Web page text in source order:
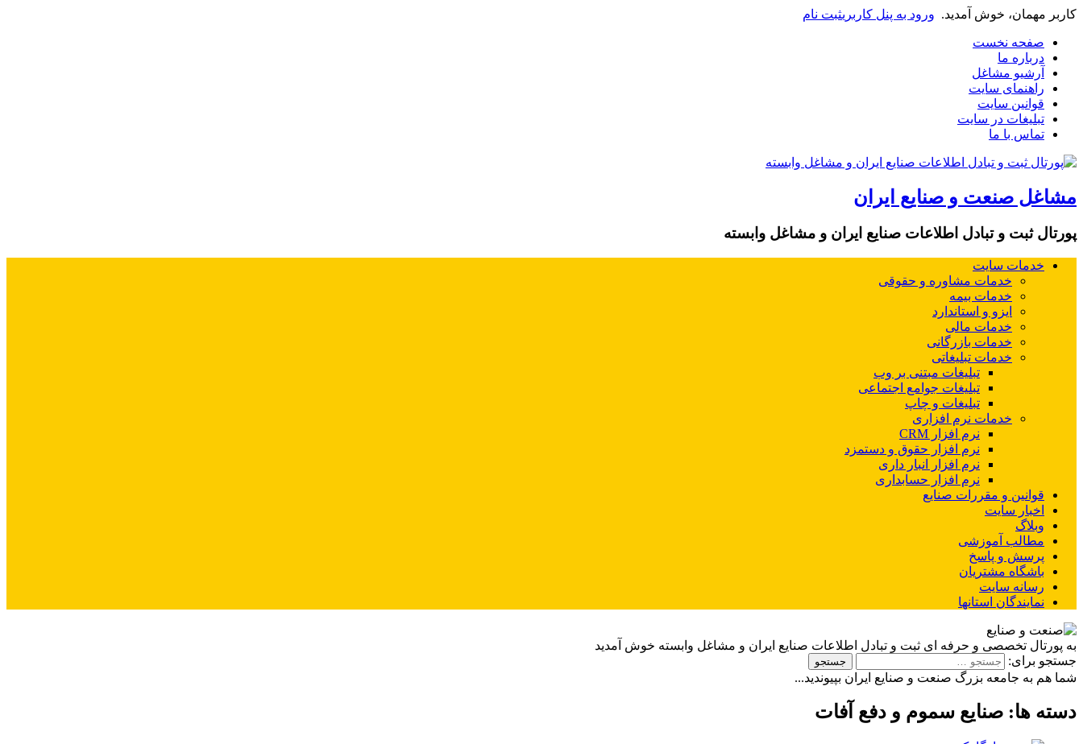
کاربر مهمان، خوش آمدید. ورود به پنل کاربریثبت نام
صفحه نخست
درباره ما
آرشیو مشاغل
راهنمای سایت
قوانین سایت
تبلیغات در سایت
تماس با ما
مشاغل صنعت و صنایع ایران
پورتال ثبت و تبادل اطلاعات صنایع ایران و مشاغل وابسته
خدمات سایت
خدمات مشاوره و حقوقی
خدمات بیمه
ایزو و استاندارد
خدمات مالی
خدمات بازرگانی
خدمات تبلیغاتی
تبلیغات مبتنی بر وب
تبلیغات جوامع اجتماعی
تبلیغات و چاپ
خدمات نرم افزاری
نرم افزار CRM
نرم افزار حقوق و دستمزد
نرم افزار انبار داری
نرم افزار حسابداری
قوانین و مقررات صنایع
اخبار سایت
وبلاگ
مطالب آموزشی
پرسش و پاسخ
باشگاه مشتریان
رسانه سایت
نمایندگان استانها
به پورتال تخصصی و حرفه ای ثبت و تبادل اطلاعات صنایع ایران و مشاغل وابسته خوش آمدید
جستجو برای:
شما هم به جامعه بزرگ صنعت و صنایع ایران بپیوندید...
دسته ها: صنایع سموم و دفع آفات